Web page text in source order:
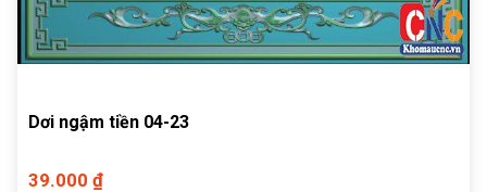
Dơi ngậm tiền 04-23
39.000 ₫